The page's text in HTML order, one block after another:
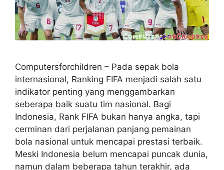
Computersforchildren – Pada sepak bola
internasional, Ranking FIFA menjadi salah satu
indikator penting yang menggambarkan
seberapa baik suatu tim nasional. Bagi
Indonesia, Rank FIFA bukan hanya angka, tapi
cerminan dari perjalanan panjang pemainan
bola nasional untuk mencapai prestasi terbaik.
Meski Indonesia belum mencapai puncak dunia,
namun dalam beberapa tahun terakhir, ada